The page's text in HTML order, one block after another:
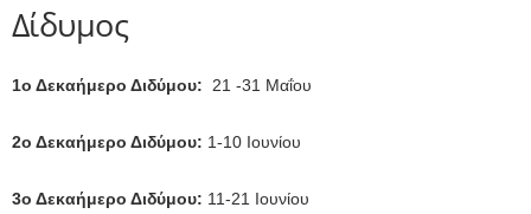
Δίδυμος
1ο Δεκαήμερο Διδύμου: 21 -31 Μαΐου
2ο Δεκαήμερο Διδύμου: 1-10 Ιουνίου
3ο Δεκαήμερο Διδύμου: 11-21 Ιουνίου